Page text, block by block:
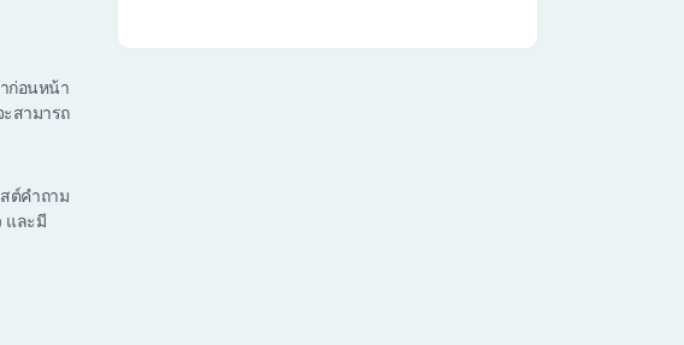
ก่อนหน้า
สามารถ
ต์คำถาม
และมี